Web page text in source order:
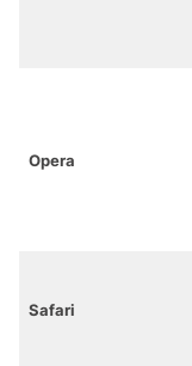
Opera
Safari